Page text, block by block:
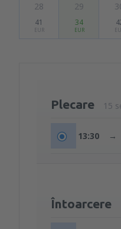
28
41
EUR
29
34
EUR
Plecare 15
13:30 →
Întoarcere